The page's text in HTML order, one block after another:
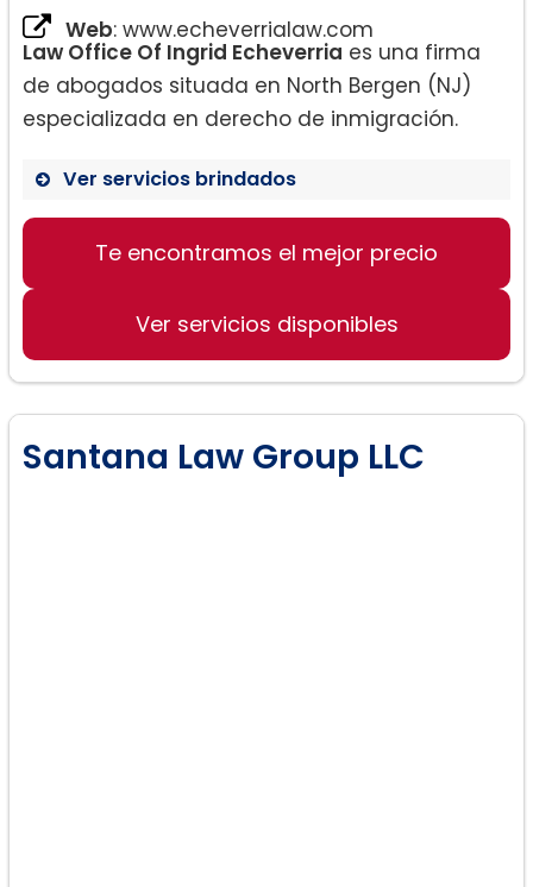
Niñez (DACA)
– Práctica de movimiento
Web: www.echeverrialaw.com
Law Office Of Ingrid Echeverria es una firma
de abogados situada en North Bergen (NJ)
especializada en derecho de inmigración.
Ver servicios brindados
Inmigración
Te encontramos el mejor precio
Ver servicios disponibles
Santana Law Group LLC